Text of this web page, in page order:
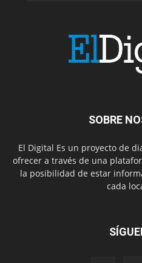
SOBRE
El Digital Es un proyecto de
ofrecer a través de una
la posibilidad de estar
cada